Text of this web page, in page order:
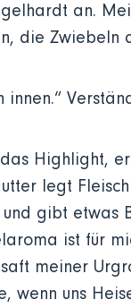
an.
die Zwiebeln
Highlight,
legt
gibt etwas
ist für
meiner
wenn uns